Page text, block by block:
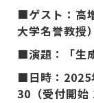
■ゲスト：
大学名誉教授）
■演題：「生
■日時：2025
30（受付開始